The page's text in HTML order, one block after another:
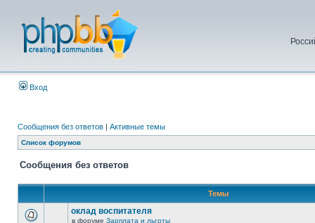
Вход
Сообщения без ответов | Активные темы
Список форумов
Сообщения без ответов
Темы
оклад воспитателя
в форуме Зарплата и льготы